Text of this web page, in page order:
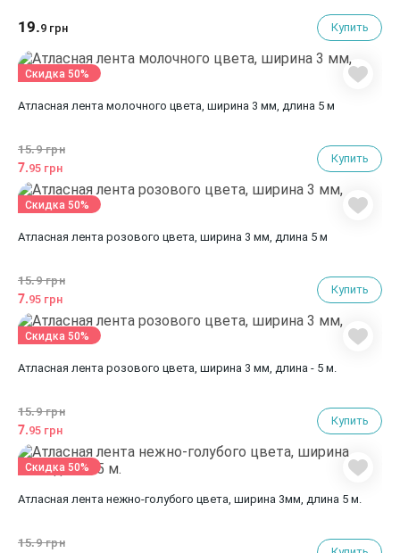
19.9 грн Купить
Атласная лента молочного цвета, ширина 3 мм, длина 5 м
15.9 грн
7.95 грн
Купить
Скидка 50%
Атласная лента розового цвета, ширина 3 мм, длина 5 м
15.9 грн
7.95 грн
Купить
Скидка 50%
Атласная лента розового цвета, ширина 3 мм, длина - 5 м.
15.9 грн
7.95 грн
Купить
Скидка 50%
Атласная лента нежно-голубого цвета, ширина 3мм, длина 5 м.
15.9 грн
Скидка 50%